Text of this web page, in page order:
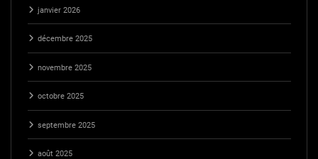
janvier 2026
décembre 2025
novembre 2025
octobre 2025
septembre 2025
août 2025